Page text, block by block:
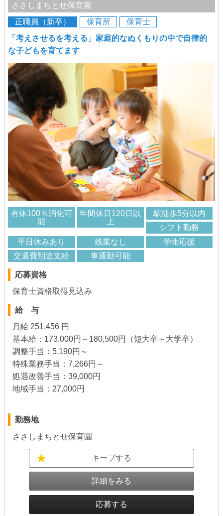
ささしまちとせ保育園
正職員（新卒）
保育所
保育士
「考えさせるを考える」家庭的なぬくもりの中で自律的
な子どもを育てます
有休100％消化可
能
年間休日120日以
上
駅徒歩5分以内
シフト勤務
平日休みあり
残業なし
学生応援
交通費別途支給
車通勤可能
応募資格
保育士資格取得見込み
給 与
月給 251,456 円
基本給：173,000円～180,500円（短大卒～大学卒）
調整手当：5,190円～
特殊業務手当：7,266円～
処遇改善手当：39,000円
地域手当：27,000円
勤務地
ささしまちとせ保育園
キープする
詳細をみる
応募する